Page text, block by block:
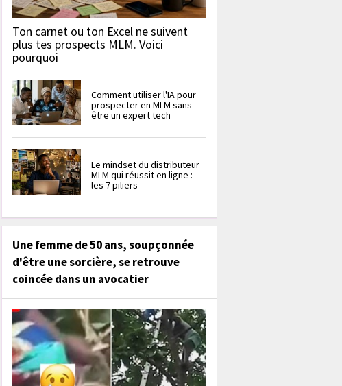
Ton carnet ou ton Excel ne suivent
plus tes prospects MLM. Voici
pourquoi
Comment utiliser l'IA pour
prospecter en MLM sans
être un expert tech
Le mindset du distributeur
MLM qui réussit en ligne :
les 7 piliers
Une femme de 50 ans, soupçonnée
d'être une sorcière, se retrouve
coincée dans un avocatier